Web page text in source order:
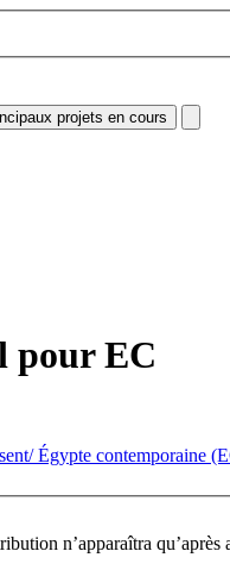
projets en cours
pour EC
Égypte contemporaine
n’apparaîtra qu’après